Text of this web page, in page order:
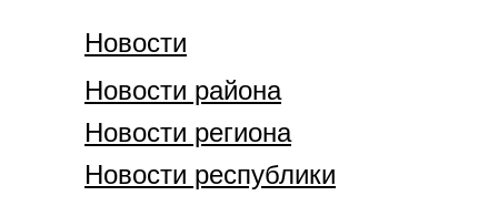
Новости
Новости района
Новости региона
Новости республики